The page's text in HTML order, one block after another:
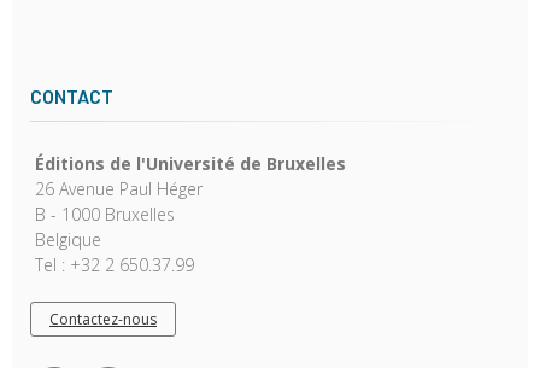
CONTACT
Éditions de l'Université de Bruxelles
26 Avenue Paul Héger
B - 1000 Bruxelles
Belgique
Tel : +32 2 650.37.99
Contactez-nous